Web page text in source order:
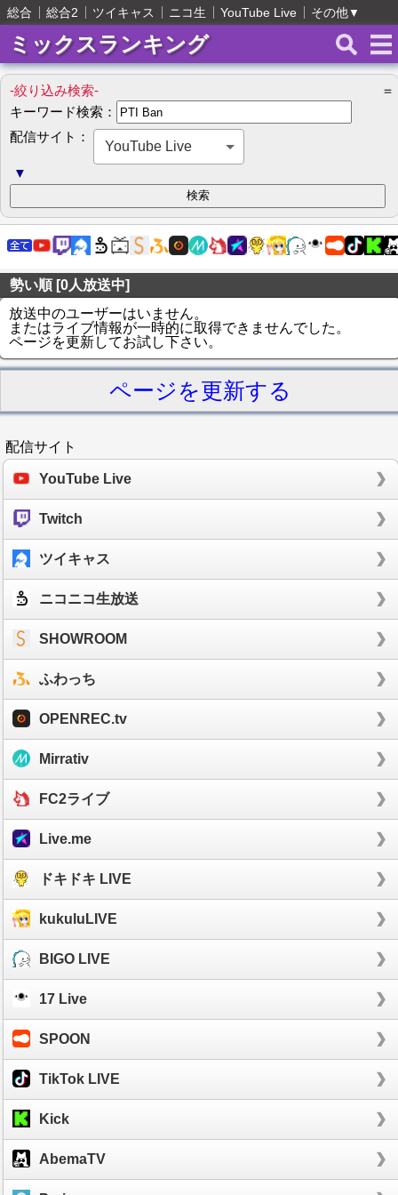
総合 総合2 ツイキャス ニコ生 YouTube Live その他▼
ミックスランキング
-絞り込み検索-
＝
キーワード検索：
配信サイト：
YouTube Live
▼
勢い順 [0人放送中]
放送中のユーザーはいません。
またはライブ情報が一時的に取得できませんでした。
ページを更新してお試し下さい。
ページを更新する
配信サイト
YouTube Live
Twitch
ツイキャス
ニコニコ生放送
SHOWROOM
ふわっち
OPENREC.tv
Mirrativ
FC2ライブ
Live.me
ドキドキ LIVE
kukuluLIVE
BIGO LIVE
17 Live
SPOON
TikTok LIVE
Kick
AbemaTV